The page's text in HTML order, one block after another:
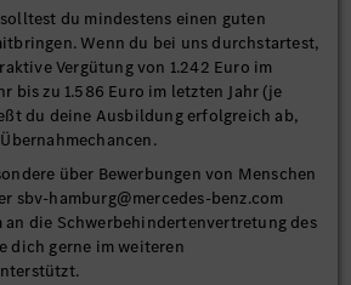
du mindestens einen guten
Wenn du bei uns durchstartest,
Vergütung von 1.242 Euro im
bis zu 1.586 Euro im letzten Jahr (je
du deine Ausbildung erfolgreich ab,
über Bewerbungen von Menschen
sbv-hamburg@mercedes-benz.com
an die Schwerbehindertenvertretung des
dich gerne im weiteren